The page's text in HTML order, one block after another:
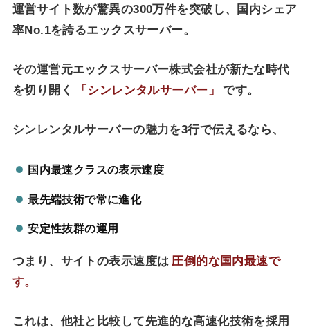
運営サイト数が驚異の300万件を突破し、国内シェア
率No.1を誇るエックスサーバー。
その運営元エックスサーバー株式会社が新たな時代
を切り開く
「シンレンタルサーバー」 です。
シンレンタルサーバーの魅力を3行で伝えるなら、
国内最速クラスの表示速度
最先端技術で常に進化
安定性抜群の運用
つまり、サイトの表示速度は 圧倒的な国内最速で
す。
これは、他社と比較して先進的な高速化技術を採用